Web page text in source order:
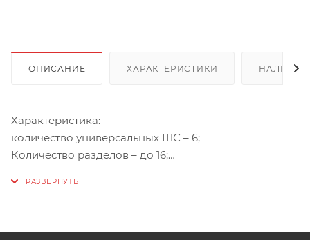
ОПИСАНИЕ ХАРАКТЕРИСТИКИ НАЛИЧИЕ
Характеристика:
количество универсальных ШС – 6;
Количество разделов – до 16;